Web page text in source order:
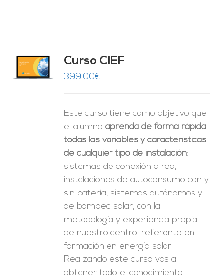
Curso CIEF
399,00€
Este curso tiene como objetivo que
el alumnoaprenda de forma rápida
todas las variables y características
de cualquier tipo de instalación:
sistemas de conexión a red,
instalaciones de autoconsumo con y
sin batería, sistemas autónomos y
de bombeo solar, con la
metodología y experiencia propia
de nuestro centro, referente en
formación en energía solar.
Realizando este curso vas a
obtener todo el conocimiento